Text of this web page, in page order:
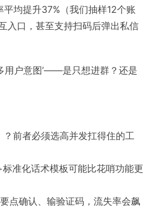
均提升37%（我们抽样12个账
入口，甚至支持扫码后弹出私信
用户意图’——是只想进群？还是
？前者必须选高并发扛得住的工
准化话术模板可能比花哨功能更
点确认、输验证码，流失率会飙